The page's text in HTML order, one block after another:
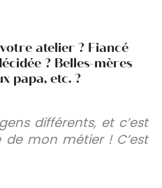
atelier ? Fiancé
? Belles-mères
papa, etc. ?
différents, et c’est
mon métier ! C’est